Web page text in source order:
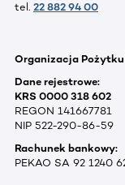
tel. 22 882 94 00
Organizacja
Dane rejestrowe:
KRS 0000 318 602
REGON 141667781
NIP 522-290-86-59
Rachunek bankowy:
PEKAO SA 92 1240